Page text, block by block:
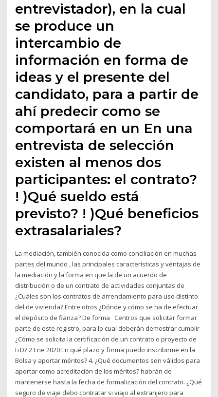
entrevistador), en la cual
se produce un
intercambio de
información en forma de
ideas y el presente del
candidato, para a partir de
ahí predecir como se
comportará en un En una
entrevista de selección
existen al menos dos
participantes: el contrato?
! )Qué sueldo está
previsto? ! )Qué beneficios
extrasalariales?
La mediación, también conocida como conciliación en muchas
partes del mundo , las principales características y ventajas de
la mediación y la forma en que la de un acuerdo de
distribución o de un contrato de actividades conjuntas de
¿Cuáles son los contratos de arrendamiento para uso distinto
del de vivienda? Entre otros ¿Dónde y cómo se ha de efectuar
el depósito de fianza? De forma Centros que solicitar formar
parte de este registro, para lo cual deberán demostrar cumplir
¿Cómo se solicita la certificación de un contrato o proyecto de
I+D? 2 Ene 2020 En qué plazo y forma puedo inscribirme en la
Bolsa y aportar méritos? 4. ¿Qué documentos son válidos para
aportar como acreditación de los méritos? habrán de
mantenerse hasta la fecha de formalización del contrato. ¿Qué
seguro de viaje debo contratar si viajo al extranjero para